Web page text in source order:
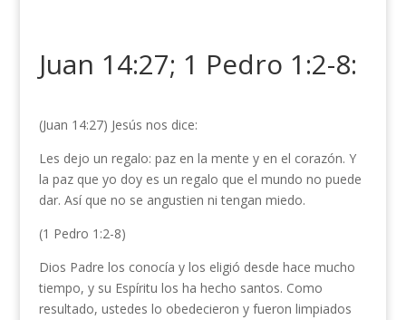
Juan 14:27; 1 Pedro 1:2-8:
(Juan 14:27) Jesús nos dice:
Les dejo un regalo: paz en la mente y en el corazón. Y
la paz que yo doy es un regalo que el mundo no puede
dar. Así que no se angustien ni tengan miedo.
(1 Pedro 1:2-8)
Dios Padre los conocía y los eligió desde hace mucho
tiempo, y su Espíritu los ha hecho santos. Como
resultado, ustedes lo obedecieron y fueron limpiados